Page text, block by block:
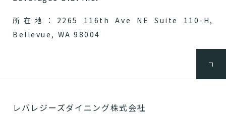
所在地：2265 116th Ave NE Suite 110-H,
Bellevue, WA 98004
レバレジーズダイニング株式会社